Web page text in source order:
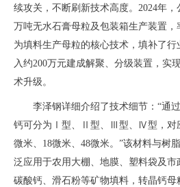
续攻关，不断刷新技术高度。2024年
万吨无水石膏母粒及包装箱生产装置
为填料生产母粒的核心技术，填补了行
入约200万元建成解聚、分级装置，实
术升级。
李泽钢详细介绍了技术细节： “通
钙可分为Ⅰ型、Ⅱ型、Ⅲ型、Ⅳ型，对
微米、18微米、48微米。”该材料与树
泛应用于农用大棚、地膜、塑料袋及
碳酸钙、滑石粉等矿物填料，转晶钙母